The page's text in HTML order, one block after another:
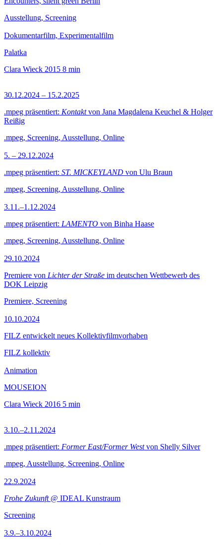
Ausstellung, Screening
Dokumentarfilm, Experimentalfilm
Palatka
Clara Wieck 2015 8 min
30.12.2024 – 15.2.2025
.mpeg präsentiert: Kontaktvon Jana Magdalena Keuchel & Holger
Reißig
.mpeg, Screening, Ausstellung, Online
5. – 29.12.2024
.mpeg präsentiert: ST. MICKEYLAND von Ulu Braun
.mpeg, Screening, Ausstellung, Online
3.11.–1.12.2024
.mpeg präsentiert: LAMENTO von Binha Haase
.mpeg, Screening, Ausstellung, Online
29.10.2024
Premiere von Lichter der Straße im deutschen Wettbewerb des
DOK Leipzig
Premiere, Screening
10.10.2024
FILZ entwickelt neues Kollektivfilmvorhaben
FILZ kollektiv
Animation
MOUSEION
Clara Wieck 2016 5 min
3.10.–2.11.2024
.mpeg präsentiert: Former East/Former Westvon Shelly Silver
.mpeg, Ausstellung, Screening, Online
22.9.2024
Frohe Zukunft@ IDEAL Kunstraum
Screening
3.9.–3.10.2024